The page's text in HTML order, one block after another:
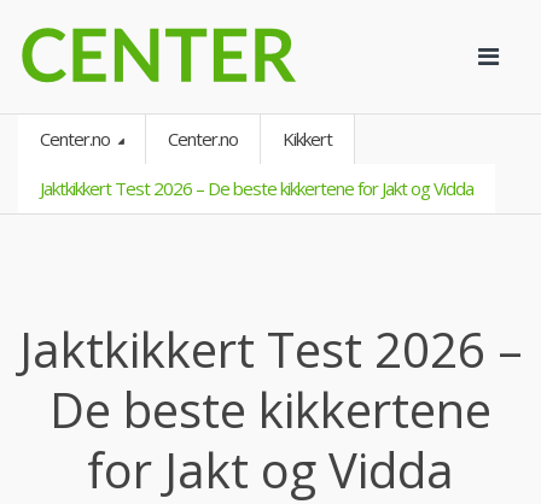
Center.no Center.no Kikkert
Jaktkikkert Test 2026 – De beste kikkertene for Jakt og Vidda
Jaktkikkert Test 2026 –
De beste kikkertene
for Jakt og Vidda